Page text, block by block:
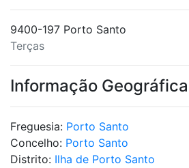
9400-197 Porto Santo
Terças
Informação Geográfica
Freguesia: Porto Santo
Concelho: Porto Santo
Distrito: Ilha de Porto Santo